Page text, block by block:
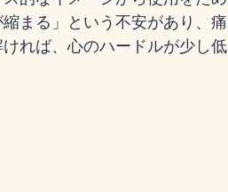
まる」という不安があり、
れば、心のハードルが少し